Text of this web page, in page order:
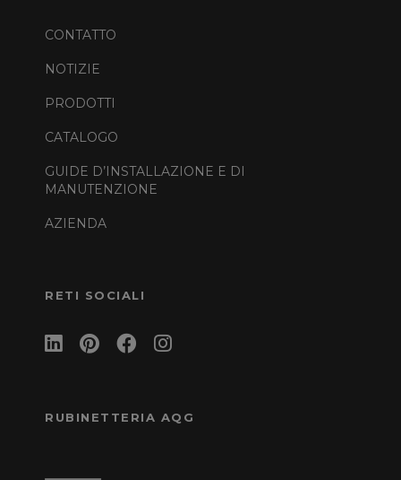
CONTATTO
NOTIZIE
PRODOTTI
CATALOGO
GUIDE D’INSTALLAZIONE E DI
MANUTENZIONE
AZIENDA
RETI SOCIALI
RUBINETTERIA AQG